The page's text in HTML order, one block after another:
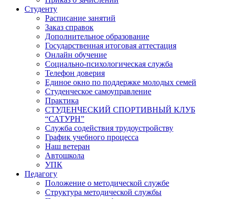
Студенту
Расписание занятий
Заказ справок
Дополнительное образование
Государственная итоговая аттестация
Онлайн обучение
Социально-психологическая служба
Телефон доверия
Единое окно по поддержке молодых семей
Студенческое самоуправление
Практика
СТУДЕНЧЕСКИЙ СПОРТИВНЫЙ КЛУБ
“САТУРН”
Служба содействия трудоустройству
График учебного процесса
Наш ветеран
Автошкола
УПК
Педагогу
Положение о методической службе
Структура методической службы